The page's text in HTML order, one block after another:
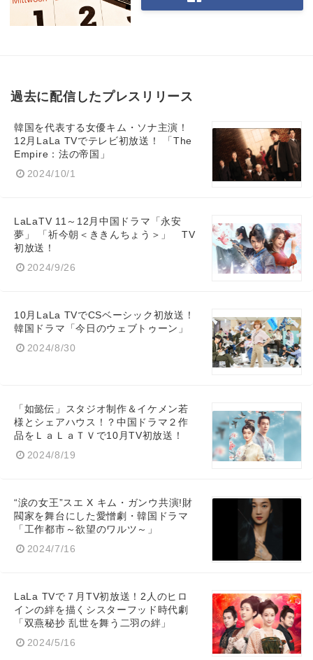
過去に配信したプレスリリース
韓国を代表する女優キム・ソナ主演！
12月LaLa TVでテレビ初放送！ 「The
Empire：法の帝国」
2024/10/1
LaLaTV 11～12月中国ドラマ「永安
夢」 「祈今朝＜ききんちょう＞」 TV
初放送！
2024/9/26
10月LaLa TVでCSベーシック初放送！
韓国ドラマ「今日のウェブトゥーン」
2024/8/30
「如懿伝」スタジオ制作＆イケメン若
様とシェアハウス！？中国ドラマ２作
品をＬａＬａＴＶで10月TV初放送！
2024/8/19
“涙の女王”スエ X キム・ガンウ共演!財
閥家を舞台にした愛憎劇・韓国ドラマ
「工作都市～欲望のワルツ～」
2024/7/16
LaLa TVで７月TV初放送！2人のヒロ
インの絆を描くシスターフッド時代劇
「双燕秘抄 乱世を舞う二羽の絆」
2024/5/16
English